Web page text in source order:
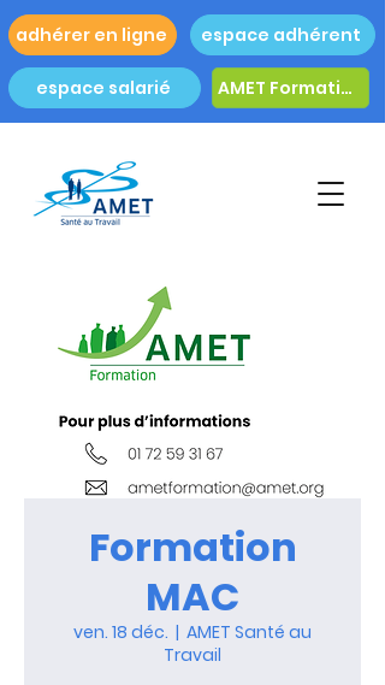
adhérer en ligne espace adhérent
espace salarié AMET Formation
Formation
MAC
ven. 18 déc.
  |
AMET Santé au
Travail